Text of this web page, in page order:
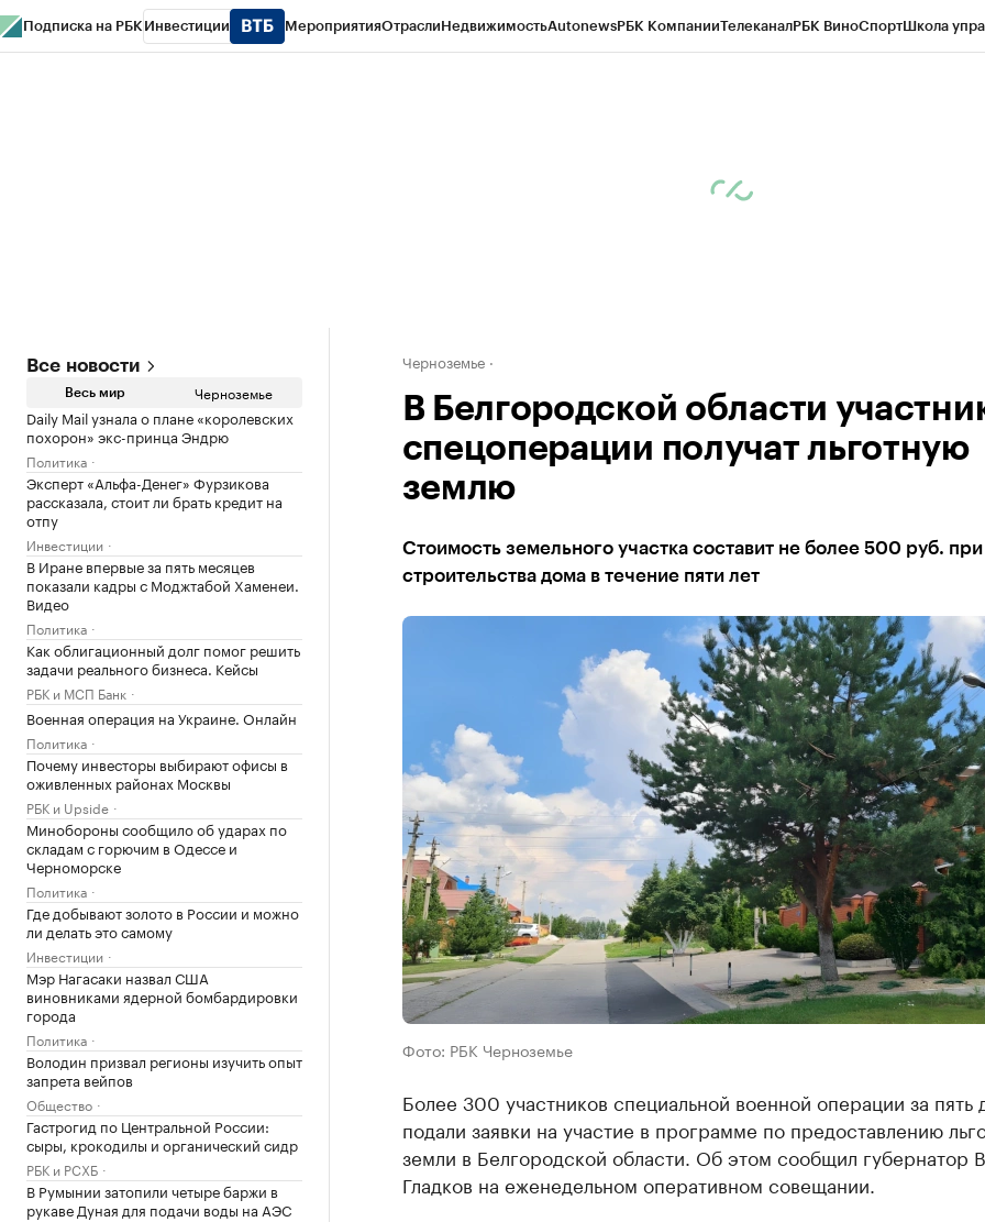
Подписка на РБК Инвестиции МероприятияОтраслиНедвижимостьAutonewsРБК КомпанииТелеканалРБК ВиноСпортШкола
Все новости
Весь мир Черноземье
Daily Mail узнала о плане «королевских
похорон» экс-принца Эндрю
Политика
Эксперт «Альфа-Денег» Фурзикова
рассказала, стоит ли брать кредит на
отпу
Инвестиции
В Иране впервые за пять месяцев
показали кадры с Моджтабой Хаменеи.
Видео
Политика
Как облигационный долг помог решить
задачи реального бизнеса. Кейсы
РБК и МСП Банк
Военная операция на Украине. Онлайн
Политика
Почему инвесторы выбирают офисы в
оживленных районах Москвы
РБК и Upside
Минобороны сообщило об ударах по
складам с горючим в Одессе и
Черноморске
Политика
Где добывают золото в России и можно
ли делать это самому
Инвестиции
Мэр Нагасаки назвал США
виновниками ядерной бомбардировки
города
Политика
Володин призвал регионы изучить опыт
запрета вейпов
Общество
Гастрогид по Центральной России:
сыры, крокодилы и органический сидр
РБК и РСХБ
В Румынии затопили четыре баржи в
рукаве Дуная для подачи воды на АЭС
Черноземье
В Белгородской области
спецоперации получат льготную
землю
Стоимость земельного участка составит не более 500 руб.
строительства дома в течение пяти лет
Фото: РБК Черноземье
Более 300 участников специальной военной операции за пять
подали заявки на участие в программе по предоставлению
земли в Белгородской области. Об этом сообщил губернатор
Гладков на еженедельном оперативном совещании.